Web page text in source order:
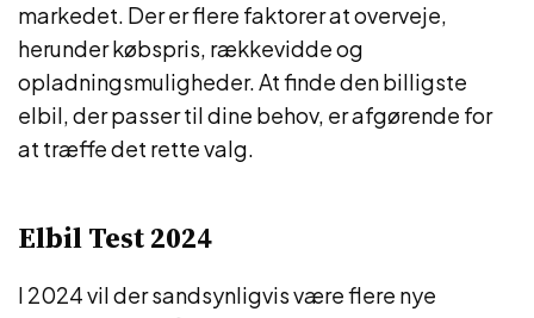
markedet. Der er flere faktorer at overveje,
herunder købspris, rækkevidde og
opladningsmuligheder. At finde den billigste
elbil, der passer til dine behov, er afgørende for
at træffe det rette valg.
Elbil Test 2024
I 2024 vil der sandsynligvis være flere nye